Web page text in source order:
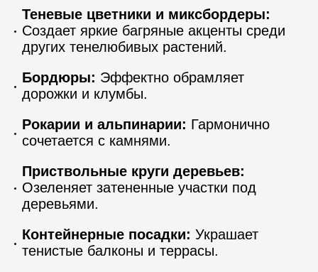
Теневые цветники и миксбордеры:
Создает яркие багряные акценты среди
других тенелюбивых растений.
Бордюры: Эффектно обрамляет
дорожки и клумбы.
Рокарии и альпинарии: Гармонично
сочетается с камнями.
Приствольные круги деревьев:
Озеленяет затененные участки под
деревьями.
Контейнерные посадки: Украшает
тенистые балконы и террасы.